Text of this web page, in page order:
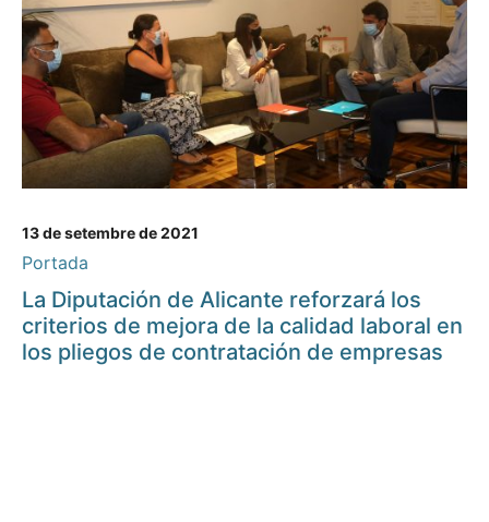
13 de setembre de 2021
Portada
La Diputación de Alicante reforzará los
criterios de mejora de la calidad laboral en
los pliegos de contratación de empresas